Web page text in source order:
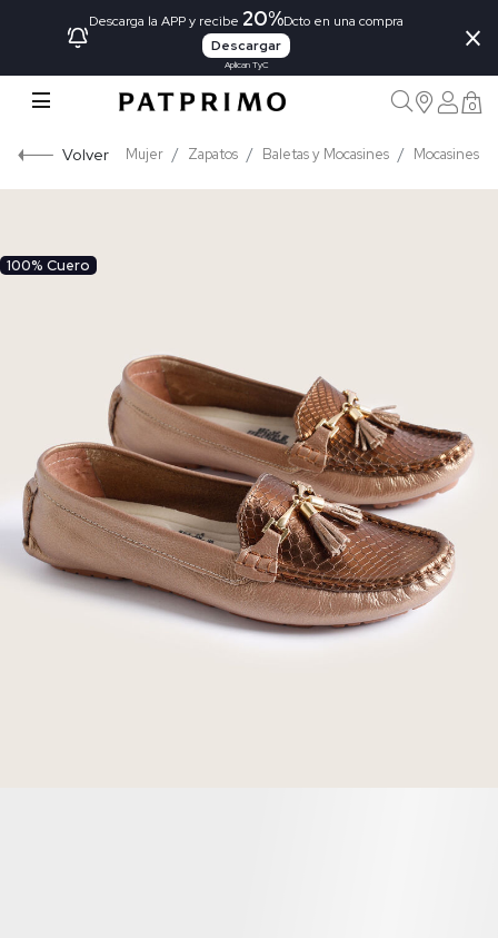
Descarga la APP y recibe 20%Dcto en una compra
Descargar
Aplican TyC
×
0
Volver Mujer Zapatos Baletas y Mocasines Mocasines
100% Cuero